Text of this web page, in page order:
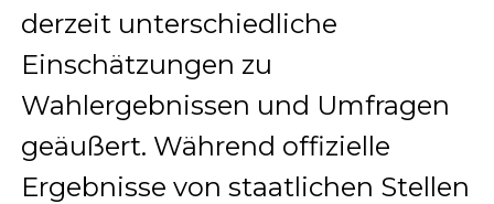
derzeit unterschiedliche
Einschätzungen zu
Wahlergebnissen und Umfragen
geäußert. Während offizielle
Ergebnisse von staatlichen Stellen